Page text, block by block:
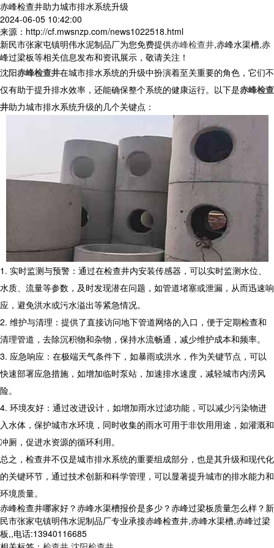
赤峰检查井助力城市排水系统升级
2024-06-05 10:42:00
来源：http://cf.mwsnzp.com/news1022518.html
新民市张家屯镇明伟水泥制品厂为您免费提供赤峰检查井,赤峰水渠槽,赤
峰过梁板等相关信息发布和资讯展示，敬请关注！
沈阳赤峰检查井在城市排水系统的升级中扮演着至关重要的角色，它们不
仅有助于提升排水效率，还能确保整个系统的健康运行。以下是赤峰检查
井助力城市排水系统升级的几个关键点：
1. 实时监测与预警：通过在检查井内安装传感器，可以实时监测水位、
水质、流量等参数，及时发现潜在问题，如管道堵塞或泄漏，从而迅速响
应，避免洪水或污水溢出等紧急情况。
2. 维护与清理：提供了直接访问地下管道网络的入口，便于定期检查和
清理管道，去除沉积物和杂物，保持水流畅通，减少维护成本和频率。
3. 应急响应：在极端天气条件下，如暴雨或洪水，作为关键节点，可以
快速部署应急措施，如增加临时泵站，加速排水速度，减轻城市内涝风
险。
4. 环境友好：通过改进设计，如增加雨水过滤功能，可以减少污染物进
入水体，保护城市水环境，同时收集的雨水可用于非饮用用途，如灌溉和
冲厕，促进水资源的循环利用。
总之，检查井不仅是城市排水系统的重要组成部分，也是其升级和现代化
的关键环节，通过技术创新和科学管理，可以显著提升城市的排水能力和
环境质量。
赤峰检查井哪家好？赤峰水渠槽报价是多少？赤峰过梁板质量怎么样？新
民市张家屯镇明伟水泥制品厂专业承接赤峰检查井,赤峰水渠槽,赤峰过梁
板,,电话:13940116685